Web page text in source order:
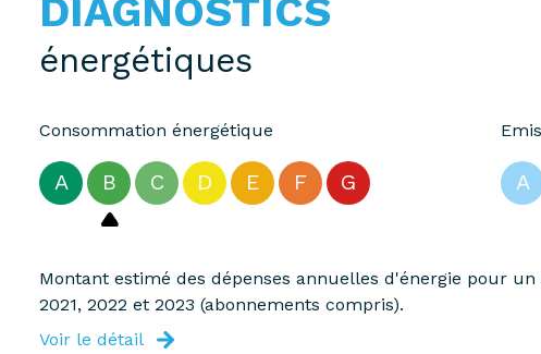
DIAGNOSTICS
énergétiques
Consommation énergétique
A B C D E F G A
Montant estimé des dépenses annuelles d'énergie pour
2021, 2022 et 2023 (abonnements compris).
Voir le détail